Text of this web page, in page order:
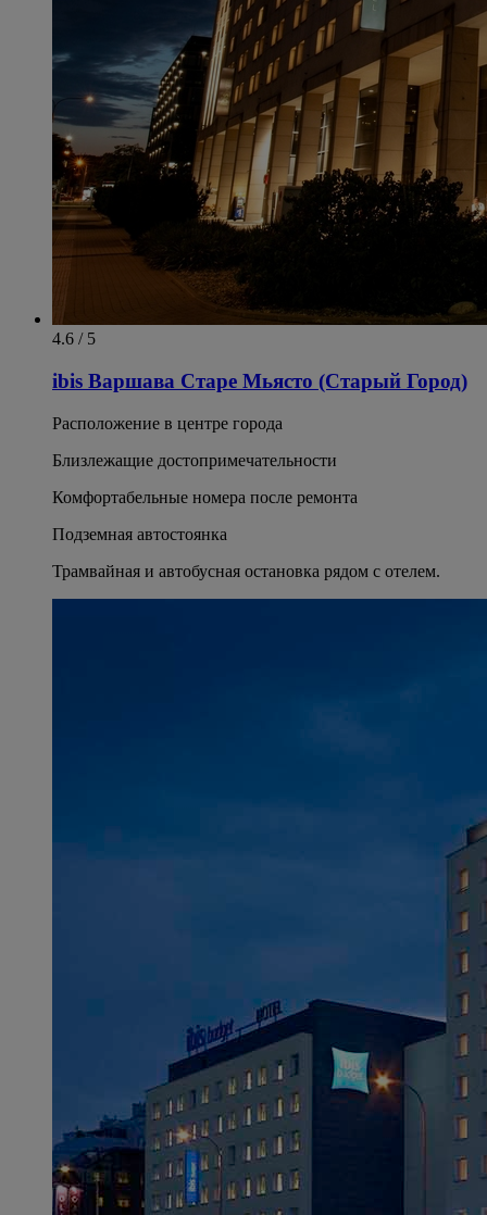
4.6 / 5
ibis Варшава Старе Мьясто (Старый Город)
Расположение в центре города
Близлежащие достопримечательности
Комфортабельные номера после ремонта
Подземная автостоянка
Трамвайная и автобусная остановка рядом с отелем.